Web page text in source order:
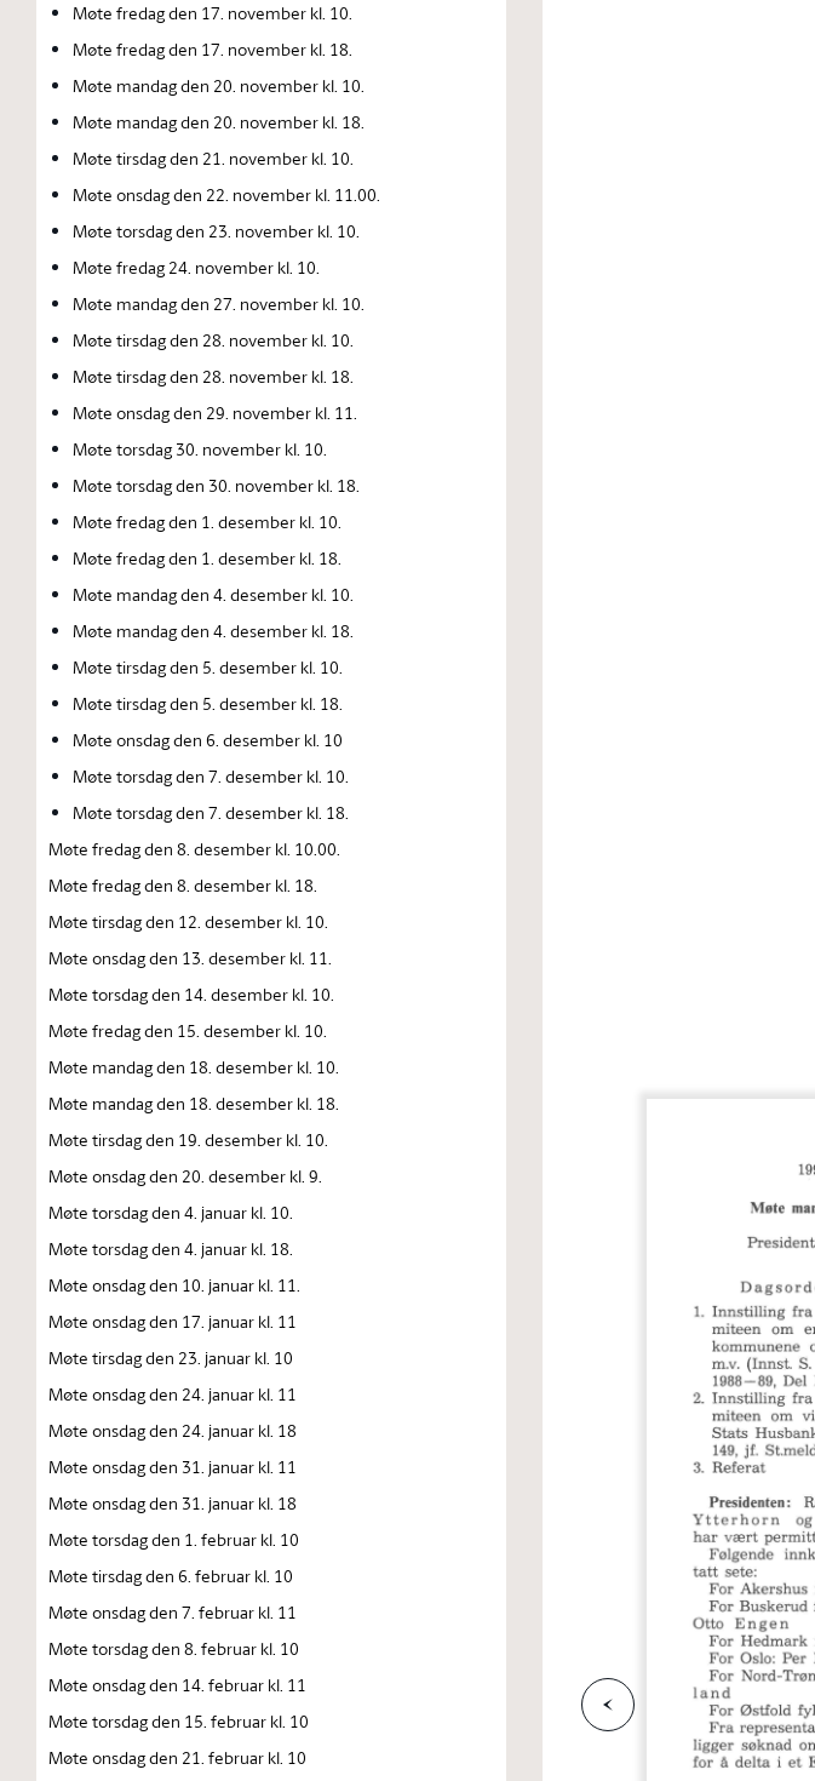
Møte fredag den 17. november kl. 10.
Møte fredag den 17. november kl. 18.
Møte mandag den 20. november kl. 10.
Møte mandag den 20. november kl. 18.
Møte tirsdag den 21. november kl. 10.
Møte onsdag den 22. november kl. 11.00.
Møte torsdag den 23. november kl. 10.
Møte fredag 24. november kl. 10.
Møte mandag den 27. november kl. 10.
Møte tirsdag den 28. november kl. 10.
Møte tirsdag den 28. november kl. 18.
Møte onsdag den 29. november kl. 11.
Møte torsdag 30. november kl. 10.
Møte torsdag den 30. november kl. 18.
Møte fredag den 1. desember kl. 10.
Møte fredag den 1. desember kl. 18.
Møte mandag den 4. desember kl. 10.
Møte mandag den 4. desember kl. 18.
Møte tirsdag den 5. desember kl. 10.
Møte tirsdag den 5. desember kl. 18.
Møte onsdag den 6. desember kl. 10
Møte torsdag den 7. desember kl. 10.
Møte torsdag den 7. desember kl. 18.
Møte fredag den 8. desember kl. 10.00.
Møte fredag den 8. desember kl. 18.
Møte tirsdag den 12. desember kl. 10.
Møte onsdag den 13. desember kl. 11.
Møte torsdag den 14. desember kl. 10.
Møte fredag den 15. desember kl. 10.
Møte mandag den 18. desember kl. 10.
Møte mandag den 18. desember kl. 18.
Møte tirsdag den 19. desember kl. 10.
Møte onsdag den 20. desember kl. 9.
Møte torsdag den 4. januar kl. 10.
Møte torsdag den 4. januar kl. 18.
Møte onsdag den 10. januar kl. 11.
Møte onsdag den 17. januar kl. 11
Møte tirsdag den 23. januar kl. 10
Møte onsdag den 24. januar kl. 11
Møte onsdag den 24. januar kl. 18
Møte onsdag den 31. januar kl. 11
Møte onsdag den 31. januar kl. 18
Møte torsdag den 1. februar kl. 10
Møte tirsdag den 6. februar kl. 10
Møte onsdag den 7. februar kl. 11
Møte torsdag den 8. februar kl. 10
Møte onsdag den 14. februar kl. 11
Møte torsdag den 15. februar kl. 10
Møte onsdag den 21. februar kl. 10
F
o
rr
i
g
e
s
i
de